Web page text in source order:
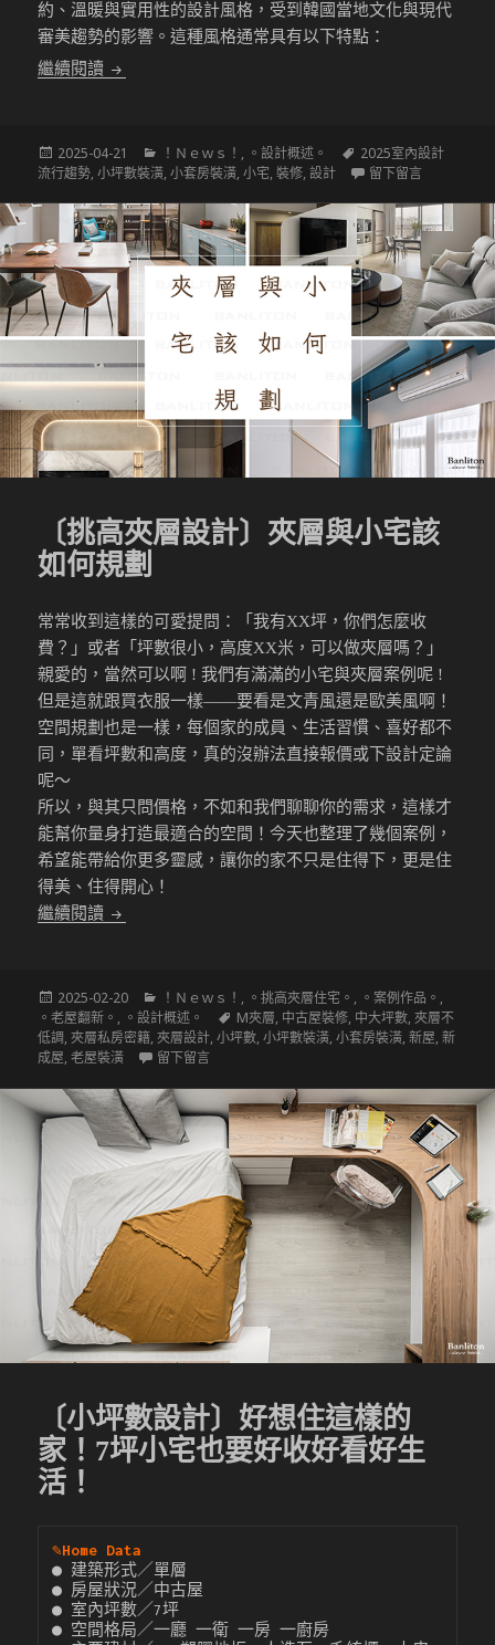
約、溫暖與實用性的設計風格，受到韓國當地文化與現代
審美趨勢的影響。這種風格通常具有以下特點：
繼續閱讀 〔設計概述〕什麼是韓系居家風格
發
佈
2025-04-21
分
類
！Ｎｅｗｓ！ , 。設計概述。
標
籤
2025室內設計
流行趨勢,小坪數裝潢,小套房裝潢,小宅,裝修,設計 留下留言在 〔設計
〔挑高夾層設計〕夾層與小宅該
如何規劃
常常收到這樣的可愛提問：「我有XX坪，你們怎麼收
費？」或者「坪數很小，高度XX米，可以做夾層嗎？」
親愛的，當然可以啊 ! 我們有滿滿的小宅與夾層案例呢 !
但是這就跟買衣服一樣——要看是文青風還是歐美風啊！
空間規劃也是一樣，每個家的成員、生活習慣、喜好都不
同，單看坪數和高度，真的沒辦法直接報價或下設計定論
呢～
所以，與其只問價格，不如和我們聊聊你的需求，這樣才
能幫你量身打造最適合的空間！今天也整理了幾個案例，
希望能帶給你更多靈感，讓你的家不只是住得下，更是住
得美、住得開心！
繼續閱讀 〔挑高夾層設計〕夾層與小宅該如何規劃
發
佈
於
2025-02-20
分
類
！Ｎｅｗｓ！ , 。挑高夾層住宅。 , 。案例作品。 ,
。老屋翻新。 , 。設計概述。
標
籤
M夾層, 中古屋裝修, 中大坪數,夾層不
低調,夾層私房密籍,夾層設計,小坪數,小坪數裝潢,小套房裝潢,新屋,新
成屋,老屋裝潢 留下留言在 〔挑高夾層設計〕夾層與小宅該如何規劃
〔小坪數設計〕好想住這樣的
家！7坪小宅也要好收好看好生
活！
✎Home Data
● 建築形式／單層
● 房屋狀況／中古屋
● 室內坪數／7坪
● 空間格局／一廳 一衛 一房 一廚房